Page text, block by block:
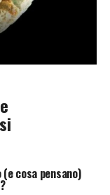
cosa pensano)